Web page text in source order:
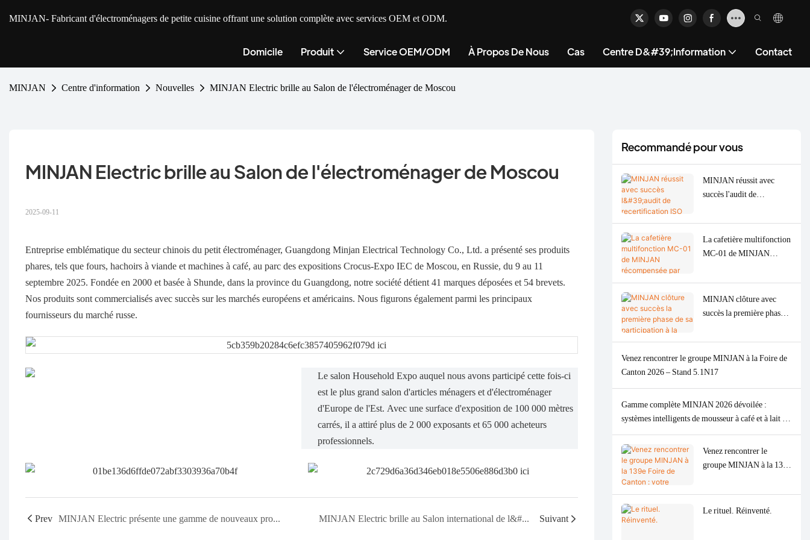
MINJAN- Fabricant d'électroménagers de petite cuisine offrant une solution complète avec services OEM et ODM.
Domicile Produit Service OEM/ODM À Propos De Nous Cas Centre D&#39;information Contact
MINJAN Centre d'information Nouvelles MINJAN Electric brille au Salon de l'électroménager de Moscou
MINJAN Electric brille au Salon de l'électroménager de Moscou
2025-09-11
Entreprise emblématique du secteur chinois du petit électroménager, Guangdong Minjan Electrical Technology Co., Ltd. a présenté ses produits
phares, tels que fours, hachoirs à viande et machines à café, au parc des expositions Crocus-Expo IEC de Moscou, en Russie, du 9 au 11
septembre 2025. Fondée en 2000 et basée à Shunde, dans la province du Guangdong, notre société détient 41 marques déposées et 54 brevets.
Nos produits sont commercialisés avec succès sur les marchés européens et américains. Nous figurons également parmi les principaux
fournisseurs du marché russe.
Le salon Household Expo auquel nous avons participé cette fois-ci
est le plus grand salon d'articles ménagers et d'électroménager
d'Europe de l'Est. Avec une surface d'exposition de 100 000 mètres
carrés, il a attiré plus de 2 000 exposants et 65 000 acheteurs
professionnels.
Prev MINJAN Electric présente une gamme de nouveaux produits à l&#39;IEAE Indonesia Electronics Expo 2025 et obtient des résultats remarquables. MINJAN Electric brille au Salon international de l&#39;électronique du Brésil, ses produits innovants suscitant une vague de coopération. Suivant
Recommandé pour vous
MINJAN réussit avec
succès l'audit de
et ISO 14001 de 2026 –
Renforcement de la
qualité ODM/OEM pour
La cafetière multifonction
MC-01 de MINJAN
médaille d'argent aux
American Good Design
Awards 2026.
MINJAN clôture avec
succès la première phase
Foire de Canton de
printemps 2026, marquée
par une forte demande
Venez rencontrer le groupe MINJAN à la Foire de
Canton 2026 – Stand 5.1N17
Gamme complète MINJAN 2026 dévoilée :
systèmes intelligents de mousseur à café et à lait et
hachoirs à viande sculptés
Venez rencontrer le
groupe MINJAN à la 139e
partenaire ODM/OEM de
premier plan pour les
Le rituel. Réinventé.